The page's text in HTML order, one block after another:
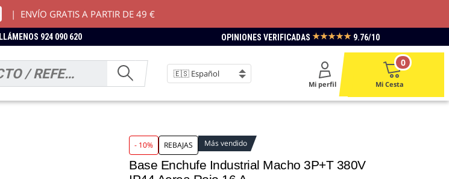
| ENVÍO GRATIS A PARTIR DE 49 €
LLÁMENOS 924 090 620 OPINIONES VERIFICADAS ★★★★★ 9.76/10
Mi perfil Mi Cesta
0
- 10% REBAJAS Más vendido
Base Enchufe Industrial Macho 3P+T 380V